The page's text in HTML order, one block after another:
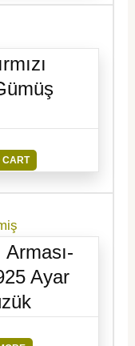
CART
Arması-
Ayar